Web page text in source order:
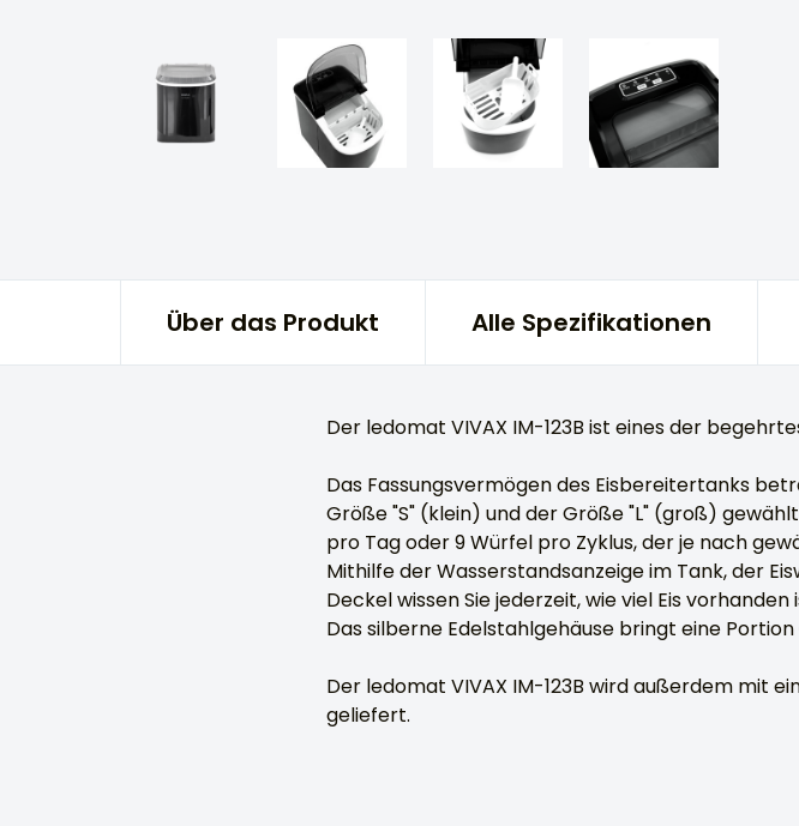
Über das Produkt Alle Spezifikationen
Der ledomat VIVAX IM-123B ist eines der
Das Fassungsvermögen des Eisbereitertanks
Größe "S" (klein) und der Größe "L" (groß)
pro Tag oder 9 Würfel pro Zyklus, der je nach
Mithilfe der Wasserstandsanzeige im Tank, der
Deckel wissen Sie jederzeit, wie viel Eis vorhanden
Das silberne Edelstahlgehäuse bringt eine
Der ledomat VIVAX IM-123B wird außerdem mit
geliefert.